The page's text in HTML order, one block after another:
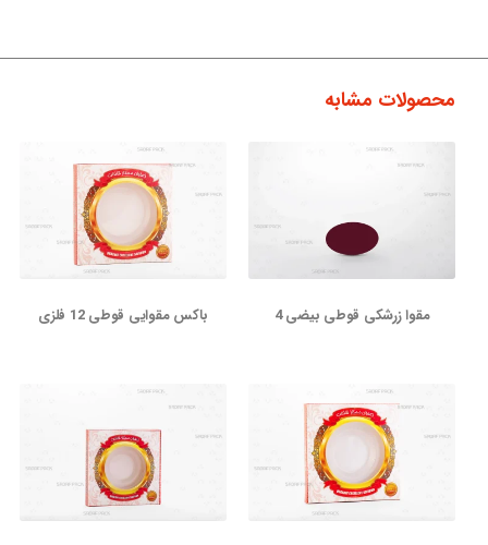
محصولات مشابه
مقوا زرشکی قوطی بیضی 4 باکس مقوایی قوطی 12 فلزی